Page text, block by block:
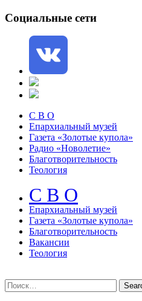
Социальные сети
С В О
Епархиальный музей
Газета «Золотые купола»
Радио «Новолетие»
Благотворительность
Теология
С В О
Епархиальный музeй
Газета «Золотые купола»
Благотворительность
Вакансии
Теология